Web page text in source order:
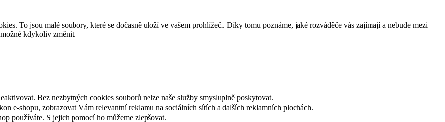
To jsou malé soubory, které se dočasně uloží ve vašem prohlížeči. Díky tomu poznáme, jaké rozváděče vás zajímají a nebude mezi
kdykoliv změnit.
Bez nezbytných cookies souborů nelze naše služby smysluplně poskytovat.
e-shopu, zobrazovat Vám relevantní reklamu na sociálních sítích a dalších reklamních plochách.
používáte. S jejich pomocí ho můžeme zlepšovat.